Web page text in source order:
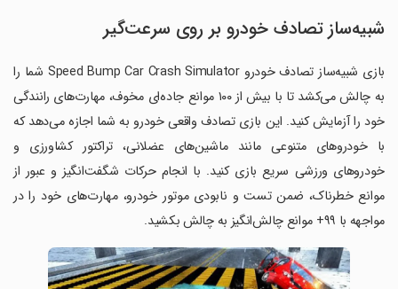
شبیه‌ساز تصادف خودرو بر روی سرعت‌گیر
بازی شبیه‌ساز تصادف خودرو Speed Bump Car Crash Simulator شما را
به چالش می‌کشد تا با بیش از ۱۰۰ موانع جاده‌ای مخوف، مهارت‌های رانندگی
خود را آزمایش کنید. این بازی تصادف واقعی خودرو به شما اجازه می‌دهد که
با خودروهای متنوعی مانند ماشین‌های عضلانی، تراکتور کشاورزی و
خودروهای ورزشی سریع بازی کنید. با انجام حرکات شگفت‌انگیز و عبور از
موانع خطرناک، ضمن تست و نابودی موتور خودرو، مهارت‌های خود را در
مواجهه با ۹۹+ موانع چالش‌انگیز به چالش بکشید.